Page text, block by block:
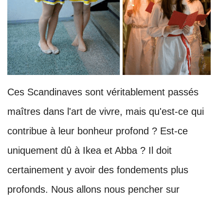
Ces Scandinaves sont véritablement passés
maîtres dans l'art de vivre, mais qu'est-ce qui
contribue à leur bonheur profond ? Est-ce
uniquement dû à Ikea et Abba ? Il doit
certainement y avoir des fondements plus
profonds. Nous allons nous pencher sur